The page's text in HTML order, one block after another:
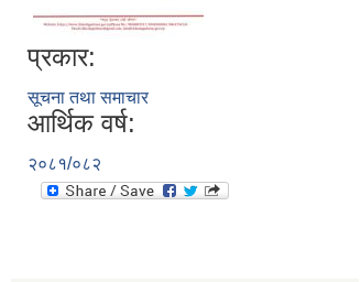
प्रकार:
सूचना तथा समाचार
आर्थिक वर्ष:
२०८१/०८२